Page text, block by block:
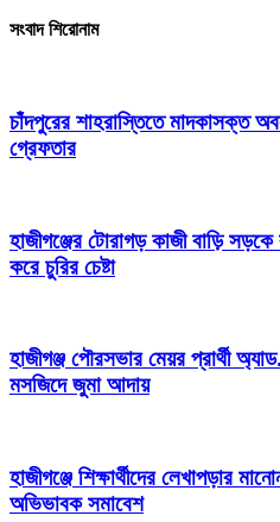
সংবাদ শিরোনাম
চাঁদপুরের শাহরাস্তিতে মাদকাসক্ত
গ্রেফতার
হাজীগঞ্জের টোরাগড় কাজী বাড়ি
করে চুরির চেষ্টা
হাজীগঞ্জ পৌরসভার মেয়র প্রার্থী
মসজিদে জুমা আদায়
হাজীগঞ্জে শিক্ষার্থীদের লেখাপড়ার
অভিভাবক সমাবেশ